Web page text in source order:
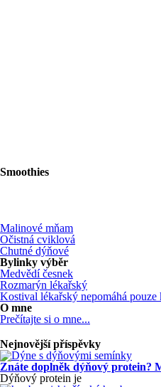
Smoothies
Malinové mňam
Očistná cviklová
Chutné dýňové
Bylinky výběr
Medvědí česnek
Rozmarýn lékařský
Kostival lékařský nepomáhá
O mne
Prečítajte si o mne...
Nejnovější příspěvky
Znáte doplněk dýňový protein?
Dýňový protein je